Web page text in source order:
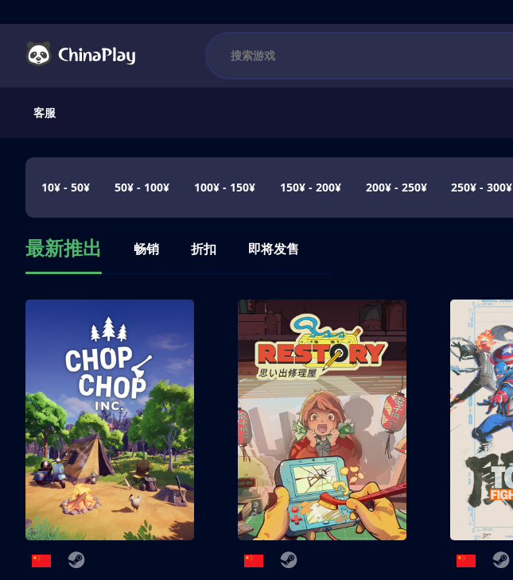
客服
10¥ - 50¥ 50¥ - 100¥ 100¥ - 150¥ 150¥ - 200¥ 200¥ - 250¥ 250¥ - 300¥
最新推出 畅销 折扣 即将发售